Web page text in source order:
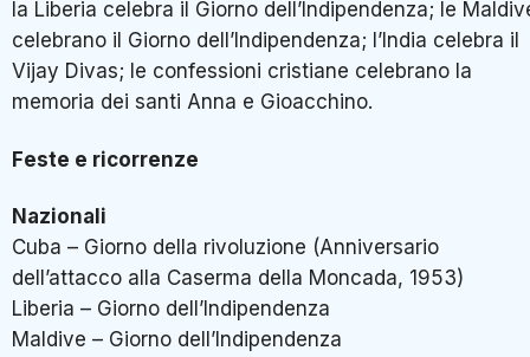
la Liberia celebra il Giorno dell’Indipendenza; le
celebrano il Giorno dell’Indipendenza; l’India celebra il
Vijay Divas; le confessioni cristiane celebrano la
memoria dei santi Anna e Gioacchino.
Feste e ricorrenze
Nazionali
Cuba – Giorno della rivoluzione (Anniversario
dell’attacco alla Caserma della Moncada, 1953)
Liberia – Giorno dell’Indipendenza
Maldive – Giorno dell’Indipendenza